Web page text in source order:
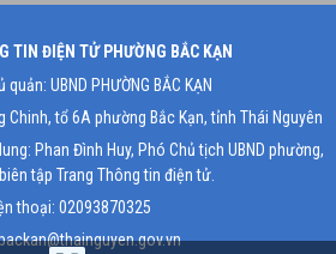
TIN ĐIỆN TỬ PHƯỜNG BẮC KẠN
UBND PHƯỜNG BẮC KẠN
Chinh, tổ 6A phường Bắc Kạn, tỉnh Thái Nguyên
Phan Đình Huy, Phó Chủ tịch UBND phường,
tập Trang Thông tin điện tử.
thoại: 02093870325